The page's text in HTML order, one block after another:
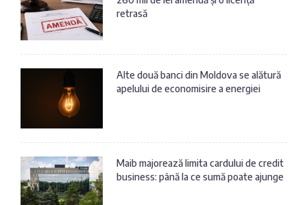
retrasă
Alte două banci din Moldova se alătură
apelului de economisire a energiei
Maib majorează limita cardului de credit
business: până la ce sumă poate ajunge